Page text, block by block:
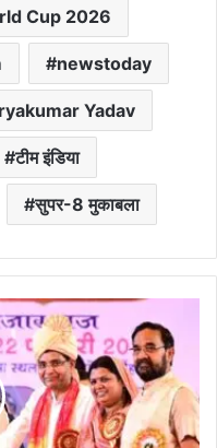
Cup 2026
newstoday
Yadav
टीम इंडिया
सुपर-8 मुकाबला